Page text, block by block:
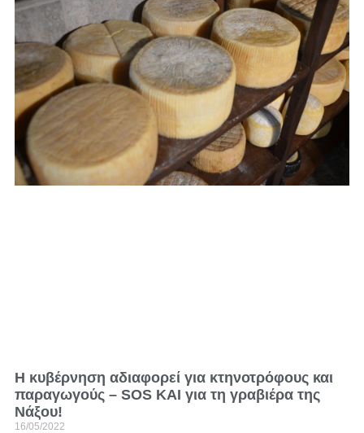
Η κυβέρνηση αδιαφορεί για κτηνοτρόφους και
παραγωγούς – SOS ΚΑΙ για τη γραβιέρα της
Νάξου!
16/05/2022